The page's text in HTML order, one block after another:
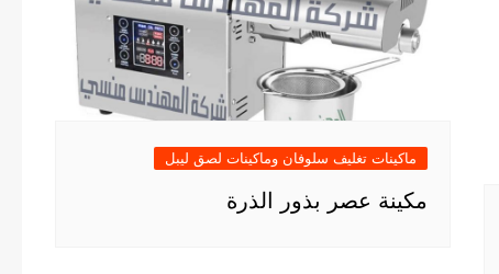
ماكينات تغليف سلوفان وماكينات لصق ليبل
مكينة عصر بذور الذرة